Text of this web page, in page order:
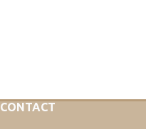
CONTACT